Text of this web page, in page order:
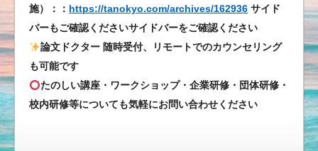
施）：： https://tanokyo.com/archives/162936 サイド
バーもご確認くださいサイドバーをご確認ください
論文ドクター 随時受付、リモートでのカウンセリング
も可能です
たのしい講座・ワークショップ・企業研修・団体研修・
校内研修等についても気軽にお問い合わせください